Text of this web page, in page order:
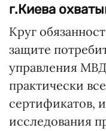
г.Киева
Круг
защите
управления
практически
сертификатов,
исследования